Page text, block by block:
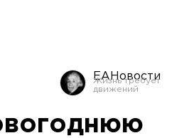
ЕАНовости